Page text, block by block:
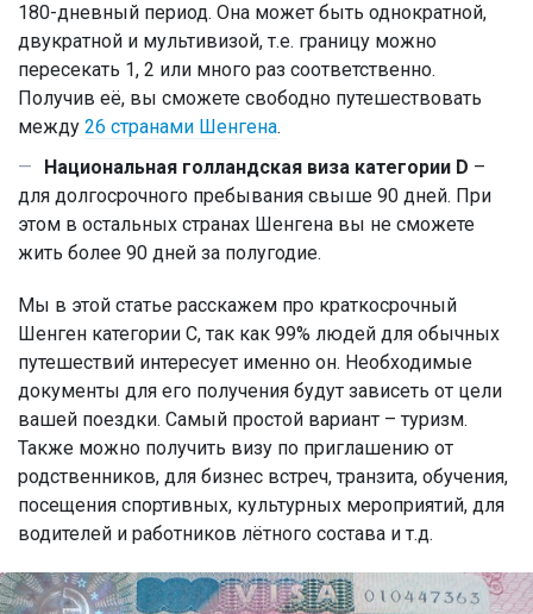
180-дневный период. Она может быть однократной,
двукратной и мультивизой, т.е. границу можно
пересекать 1, 2 или много раз соответственно.
Получив её, вы сможете свободно путешествовать
между 26 странами Шенгена.
Национальная голландская виза категории D –
для долгосрочного пребывания свыше 90 дней. При
этом в остальных странах Шенгена вы не сможете
жить более 90 дней за полугодие.
Мы в этой статье расскажем про краткосрочный
Шенген категории C, так как 99% людей для обычных
путешествий интересует именно он. Необходимые
документы для его получения будут зависеть от цели
вашей поездки. Самый простой вариант – туризм.
Также можно получить визу по приглашению от
родственников, для бизнес встреч, транзита, обучения,
посещения спортивных, культурных мероприятий, для
водителей и работников лётного состава и т.д.